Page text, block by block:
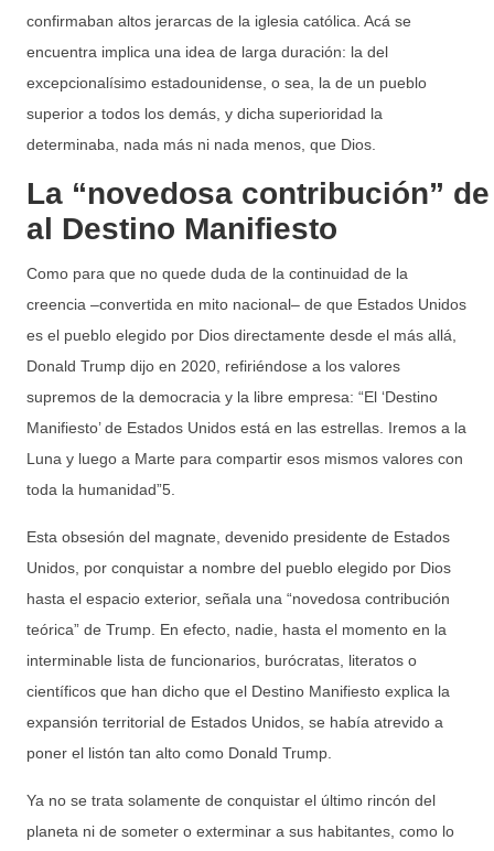
confirmaban altos jerarcas de la iglesia católica. Acá se
encuentra implica una idea de larga duración: la del
excepcionalísimo estadounidense, o sea, la de un pueblo
superior a todos los demás, y dicha superioridad la
determinaba, nada más ni nada menos, que Dios.
La “novedosa contribución”
al Destino Manifiesto
Como para que no quede duda de la continuidad de la
creencia ‒convertida en mito nacional‒ de que Estados Unidos
es el pueblo elegido por Dios directamente desde el más allá,
Donald Trump dijo en 2020, refiriéndose a los valores
supremos de la democracia y la libre empresa: “El ‘Destino
Manifiesto’ de Estados Unidos está en las estrellas. Iremos a la
Luna y luego a Marte para compartir esos mismos valores con
toda la humanidad”5.
Esta obsesión del magnate, devenido presidente de Estados
Unidos, por conquistar a nombre del pueblo elegido por Dios
hasta el espacio exterior, señala una “novedosa contribución
teórica” de Trump. En efecto, nadie, hasta el momento en la
interminable lista de funcionarios, burócratas, literatos o
científicos que han dicho que el Destino Manifiesto explica la
expansión territorial de Estados Unidos, se había atrevido a
poner el listón tan alto como Donald Trump.
Ya no se trata solamente de conquistar el último rincón del
planeta ni de someter o exterminar a sus habitantes, como lo